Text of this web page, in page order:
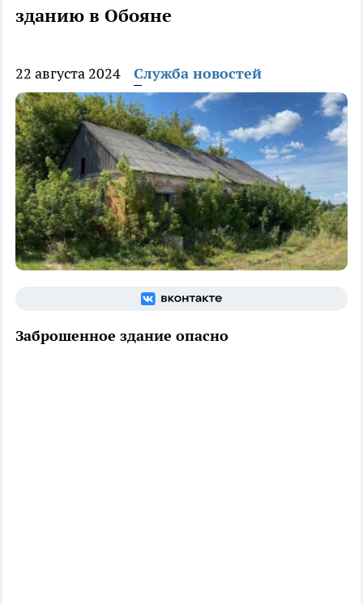
зданию в Обояне
22 августа 2024 Служба новостей
Заброшенное здание опасно